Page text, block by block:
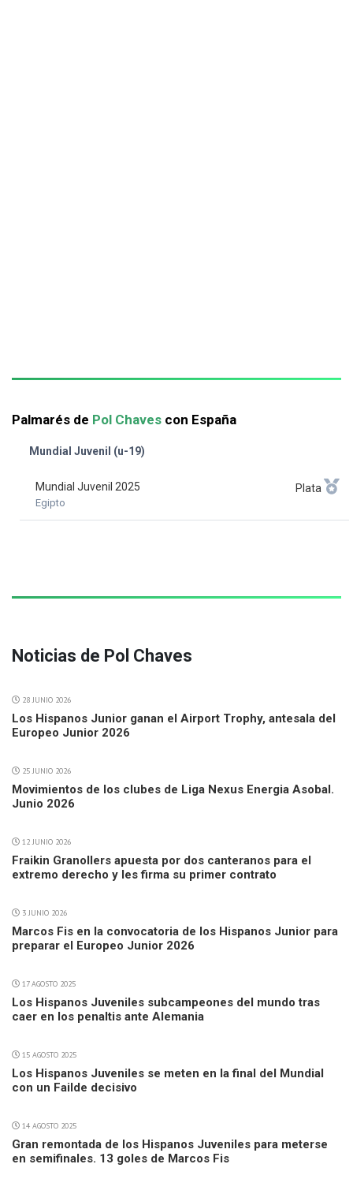
Palmarés de Pol Chaves con España
Mundial Juvenil (u-19)
Mundial Juvenil 2025
Egipto
Plata
Noticias de Pol Chaves
28 JUNIO 2026
Los Hispanos Junior ganan el Airport Trophy, antesala del
Europeo Junior 2026
25 JUNIO 2026
Movimientos de los clubes de Liga Nexus Energia Asobal.
Junio 2026
12 JUNIO 2026
Fraikin Granollers apuesta por dos canteranos para el
extremo derecho y les firma su primer contrato
3 JUNIO 2026
Marcos Fis en la convocatoria de los Hispanos Junior para
preparar el Europeo Junior 2026
17 AGOSTO 2025
Los Hispanos Juveniles subcampeones del mundo tras
caer en los penaltis ante Alemania
15 AGOSTO 2025
Los Hispanos Juveniles se meten en la final del Mundial
con un Failde decisivo
14 AGOSTO 2025
Gran remontada de los Hispanos Juveniles para meterse
en semifinales. 13 goles de Marcos Fis